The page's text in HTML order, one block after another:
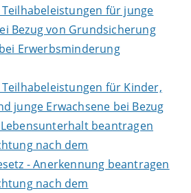
für junge
Bezug von Grundsicherung
Erwerbsminderung
für Kinder,
junge Erwachsene bei Bezug
beantragen
nach dem
- Anerkennung beantragen
nach dem